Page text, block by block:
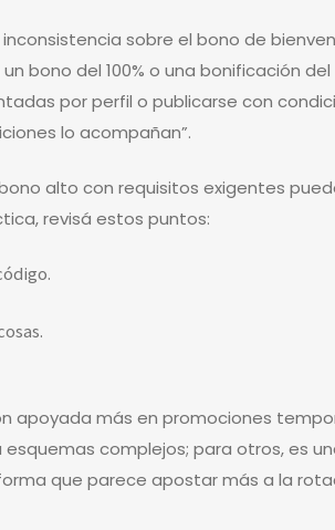
sobre el bono de
bono del 100% o una bonificación
por perfil o publicarse con
lo acompañan”.
alto con requisitos exigentes
revisá estos puntos:
apoyada más en promociones
complejos; para otros, es
que parece apostar más a la